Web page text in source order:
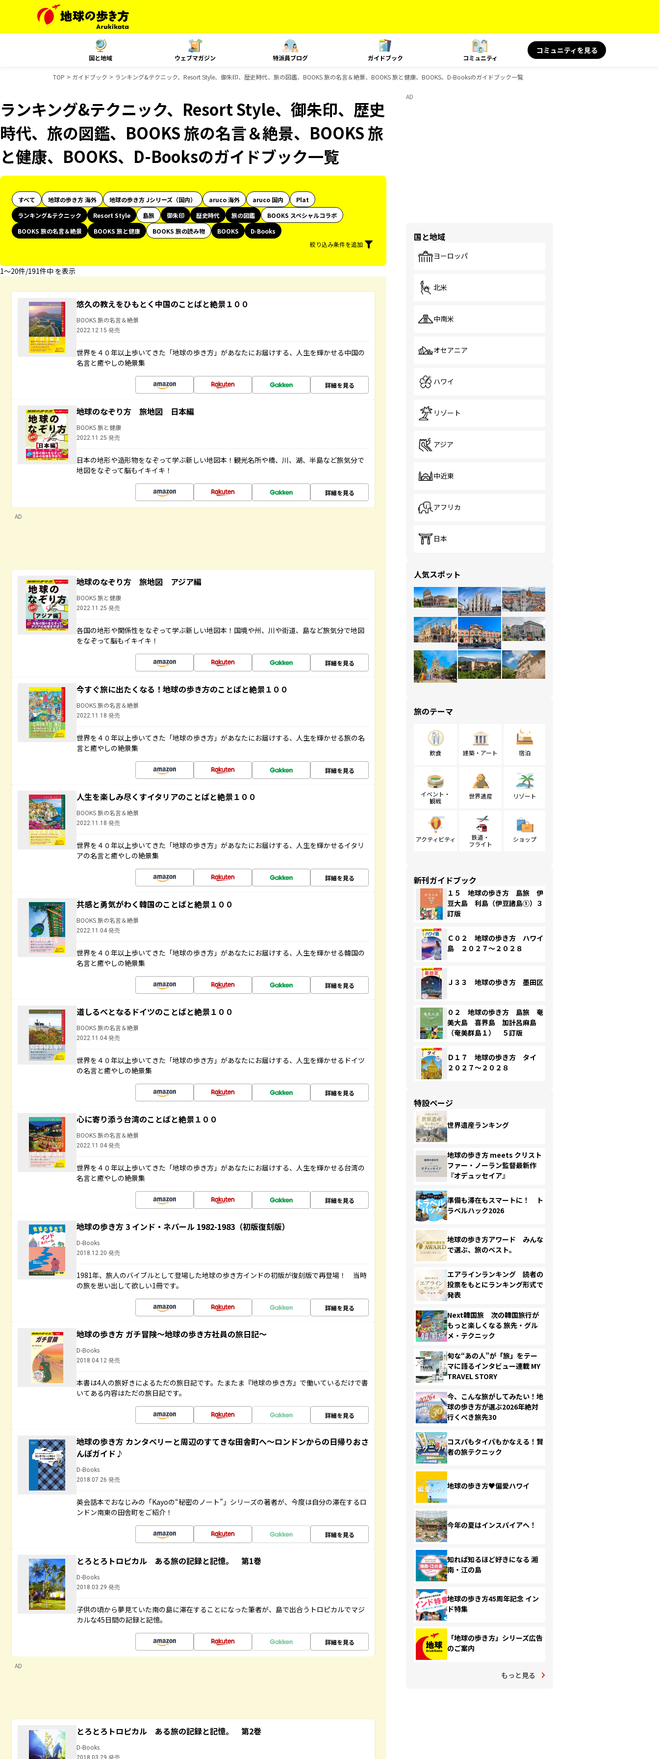
国と地域 ウェブマガジン 特派員ブログ ガイドブック コミュニティ
コミュニティを見る
TOP ガイドブック ランキング&テクニック、Resort Style、御朱印、歴史時代、旅の図鑑、BOOKS 旅の名言＆絶景、BOOKS 旅と健康、BOOKS、D-Booksのガイドブック一覧
ランキング&テクニック、Resort Style、御朱印、歴史
時代、旅の図鑑、BOOKS 旅の名言＆絶景、BOOKS 旅
と健康、BOOKS、D-Booksのガイドブック一覧
すべて 地球の歩き方 海外 地球の歩き方 Jシリーズ（国内） aruco 海外 aruco 国内
Plat
ランキング&テクニック
Resort Style 島旅 御朱印 歴史時代 旅の図鑑
BOOKS スペシャルコラボ
BOOKS 旅の名言＆絶景
BOOKS 旅と健康 BOOKS 旅の読み物 BOOKS
D-Books
絞り込み条件を追加
1〜20件/191件中 を表示
悠久の教えをひもとく中国のことばと絶景１００
BOOKS 旅の名言＆絶景
2022.12.15 発売
世界を４０年以上歩いてきた「地球の歩き方」があなたにお届けする、人生を輝かせる中国の
名言と癒やしの絶景集
詳細を見る
地球のなぞり方 旅地図 日本編
BOOKS 旅と健康
2022.11.25 発売
日本の地形や造形物をなぞって学ぶ新しい地図本！観光名所や橋、川、湖、半島など旅気分で
地図をなぞって脳もイキイキ！
詳細を見る
AD
地球のなぞり方 旅地図 アジア編
BOOKS 旅と健康
2022.11.25 発売
各国の地形や関係性をなぞって学ぶ新しい地図本！国境や州、川や街道、島など旅気分で地図
をなぞって脳もイキイキ！
詳細を見る
今すぐ旅に出たくなる！地球の歩き方のことばと絶景１００
BOOKS 旅の名言＆絶景
2022.11.18 発売
世界を４０年以上歩いてきた「地球の歩き方」があなたにお届けする、人生を輝かせる旅の名
言と癒やしの絶景集
詳細を見る
人生を楽しみ尽くすイタリアのことばと絶景１００
BOOKS 旅の名言＆絶景
2022.11.18 発売
世界を４０年以上歩いてきた「地球の歩き方」があなたにお届けする、人生を輝かせるイタリ
アの名言と癒やしの絶景集
詳細を見る
共感と勇気がわく韓国のことばと絶景１００
BOOKS 旅の名言＆絶景
2022.11.04 発売
世界を４０年以上歩いてきた「地球の歩き方」があなたにお届けする、人生を輝かせる韓国の
名言と癒やしの絶景集
詳細を見る
道しるべとなるドイツのことばと絶景１００
BOOKS 旅の名言＆絶景
2022.11.04 発売
世界を４０年以上歩いてきた「地球の歩き方」があなたにお届けする、人生を輝かせるドイツ
の名言と癒やしの絶景集
詳細を見る
心に寄り添う台湾のことばと絶景１００
BOOKS 旅の名言＆絶景
2022.11.04 発売
世界を４０年以上歩いてきた「地球の歩き方」があなたにお届けする、人生を輝かせる台湾の
名言と癒やしの絶景集
詳細を見る
地球の歩き方 3 インド・ネパール 1982-1983（初版復刻版）
D-Books
2018.12.20 発売
1981年、旅人のバイブルとして登場した地球の歩き方インドの初版が復刻版で再登場！ 当時
の旅を思い出して欲しい1冊です。
詳細を見る
地球の歩き方 ガチ冒険～地球の歩き方社員の旅日記～
D-Books
2018.04.12 発売
本書は4人の旅好きによるただの旅日記です。たまたま『地球の歩き方』で働いているだけで書
いてある内容はただの旅日記です。
詳細を見る
地球の歩き方 カンタベリーと周辺のすてきな田舎町へ～ロンドンからの日帰りおさ
んぽガイド♪
D-Books
2018.07.26 発売
英会話本でおなじみの「Kayoの“秘密のノート”」シリーズの著者が、今度は自分の滞在するロ
ンドン南東の田舎町をご紹介！
詳細を見る
とろとろトロピカル ある旅の記録と記憶。 第1巻
D-Books
2018.03.29 発売
子供の頃から夢見ていた南の島に滞在することになった筆者が、島で出合うトロピカルでマジ
カルな45日間の記録と記憶。
詳細を見る
AD
とろとろトロピカル ある旅の記録と記憶。 第2巻
D-Books
2018.03.29 発売
AD
国と地域
ヨーロッパ
北米
中南米
オセアニア
ハワイ
リゾート
アジア
中近東
アフリカ
日本
人気スポット
旅のテーマ
飲食 建築・アート 宿泊
イベント・
観戦
世界遺産 リゾート
アクティビティ
鉄道・
フライト
ショップ
新刊ガイドブック
１５ 地球の歩き方 島旅 伊
豆大島 利島（伊豆諸島①）３
訂版
Ｃ０２ 地球の歩き方 ハワイ
島 ２０２７～２０２８
Ｊ３３ 地球の歩き方 墨田区
０２ 地球の歩き方 島旅 奄
美大島 喜界島 加計呂麻島
（奄美群島１） ５訂版
Ｄ１７ 地球の歩き方 タイ
２０２７～２０２８
特設ページ
世界遺産ランキング
地球の歩き方 meets クリスト
ファー・ノーラン監督最新作
『オデュッセイア』
準備も滞在もスマートに！ ト
ラベルハック2026
地球の歩き方アワード みんな
で選ぶ、旅のベスト。
エアラインランキング 読者の
投票をもとにランキング形式で
発表
Next韓国旅 次の韓国旅行が
もっと楽しくなる 旅先・グル
メ・テクニック
旬な“あの人”が「旅」をテー
マに語るインタビュー連載 MY
TRAVEL STORY
今、こんな旅がしてみたい！地
球の歩き方が選ぶ2026年絶対
行くべき旅先30
コスパもタイパもかなえる！賢
者の旅テクニック
地球の歩き方♥偏愛ハワイ
今年の夏はインスパイアへ！
知れば知るほど好きになる 湘
南・江の島
地球の歩き方45周年記念 イン
ド特集
「地球の歩き方」シリーズ広告
のご案内
もっと見る